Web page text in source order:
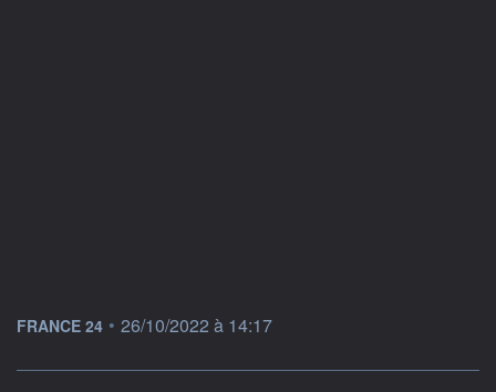
information fournie par
FRANCE 24 • 26/10/2022 à 14:17